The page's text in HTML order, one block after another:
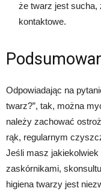
że twarz jest sucha,
kontaktowe.
Odpowiadając na
twarz?”, tak, można
należy zachować
rąk, regularnym
Jeśli masz
zaskórnikami,
higiena twarzy jest